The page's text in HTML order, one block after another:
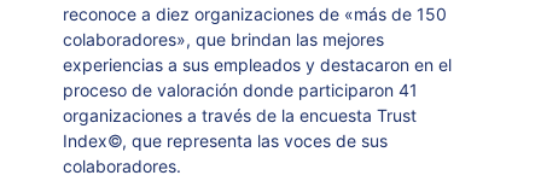
reconoce adiez organizaciones de «más de 150
colaboradores»,que brindan las mejores
experiencias a sus empleados y destacaron en el
proceso de valoración donde participaron 41
organizaciones a través de la encuesta Trust
Index©, que representa las voces de sus
colaboradores.